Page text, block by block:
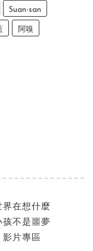
Suan-san
阿嗅
界在想什麼
孩不是噩夢
影片專區